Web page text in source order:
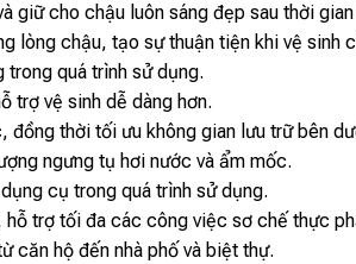
giữ cho chậu luôn sáng đẹp sau thời
lòng chậu, tạo sự thuận tiện khi vệ sinh
quá trình sử dụng.
trợ vệ sinh dễ dàng hơn.
đồng thời tối ưu không gian lưu trữ bên
ngưng tụ hơi nước và ẩm mốc.
cụ trong quá trình sử dụng.
trợ tối đa các công việc sơ chế thực
căn hộ đến nhà phố và biệt thự.